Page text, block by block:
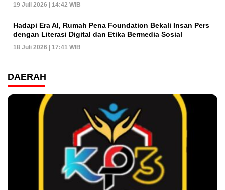
19 Juli 2026 | 14:42 WIB
Hadapi Era AI, Rumah Pena Foundation Bekali Insan Pers
dengan Literasi Digital dan Etika Bermedia Sosial
18 Juli 2026 | 17:41 WIB
DAERAH